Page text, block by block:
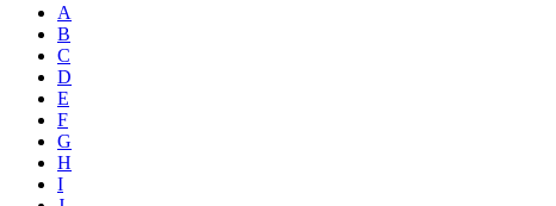
A
B
C
D
E
F
G
H
I